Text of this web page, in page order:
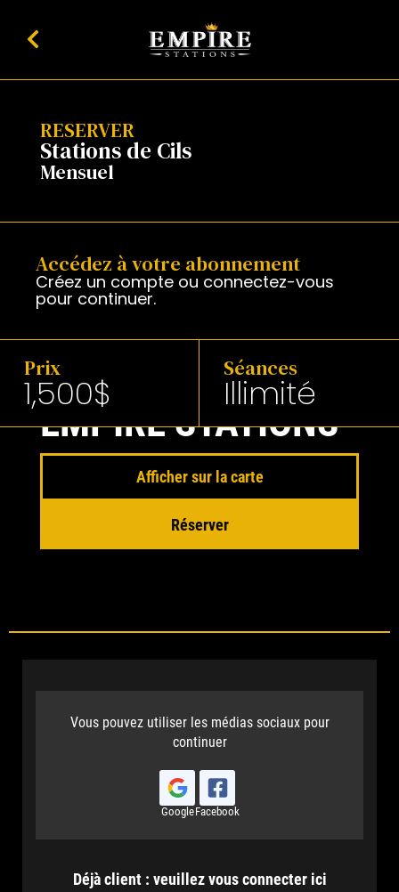
RESERVER
Stations de Cils
Mensuel
Accédez à votre abonnement
Créez un compte ou connectez-vous
pour continuer.
Prix
1,500$
Séances
Illimité